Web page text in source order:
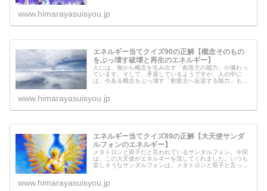
www.himarayasuisyou.jp
エネルギー当てクイズ90の正解【概念そのもの
をぶっ壊す破壊と再生のエネルギー】
人には、無から概念を生み出す「創造主の能力」が備わっ
ています。そして、矛盾しているようですが、人の中に
は、今ある概念をぶっ壊す「創造主へ反逆する能力」も備
www.himarayasuisyou.jp
エネルギー当てクイズ89の正解【大天使サンダ
ルフォンのエネルギー】
メタトロンと双子だと言われているサンダルフォン。今回
は、この大天使がエネルギーを流してくれました。いつも
楽しそうなサンダルフォンは、メタトロンと双子と言って
www.himarayasuisyou.jp